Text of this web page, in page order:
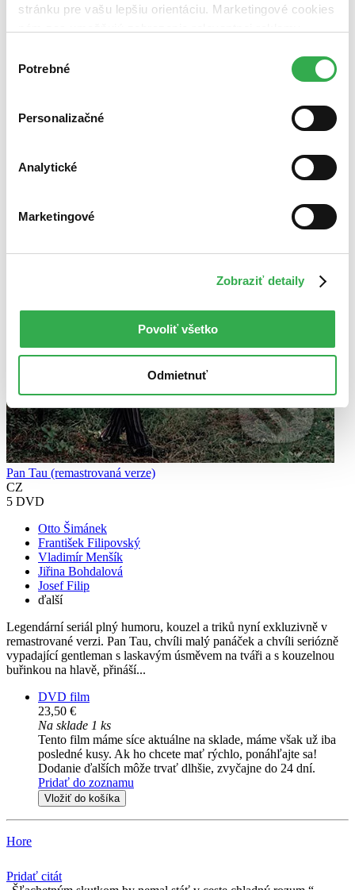
stránku pre vašu lepšiu orientáciu. Marketingové cookies
nám pomohlo, keby sme mohli používať všetky tieto
súhlasu
Potrebné
Personalizačné
Analytické
Marketingové
Zobraziť detaily
Povoliť všetko
Odmietnuť
Pan Tau (remastrovaná verze)
CZ
5 DVD
Otto Šimánek
František Filipovský
Vladimír Menšík
Jiřina Bohdalová
Josef Filip
ďalší
Legendární seriál plný humoru, kouzel a triků nyní exkluzivně v
remastrované verzi. Pan Tau, chvíli malý panáček a chvíli seriózně
vypadající gentleman s laskavým úsměvem na tváři a s kouzelnou
buřinkou na hlavě, přináší...
DVD film
23,50 €
Na sklade 1 ks
Tento film máme síce aktuálne na sklade, máme však už iba
posledné kusy. Ak ho chcete mať rýchlo, ponáhľajte sa!
Dodanie ďalších môže trvať dlhšie, zvyčajne do 24 dní.
Pridať do zoznamu
Vložiť do košíka
Hore
Pridať citát